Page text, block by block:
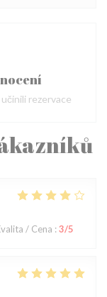
/ Cena : 3/5
rezervace